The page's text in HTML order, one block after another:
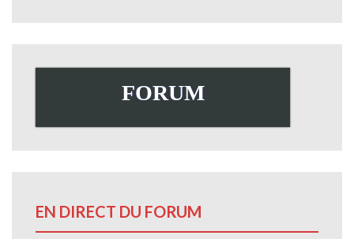
FORUM
EN DIRECT DU FORUM